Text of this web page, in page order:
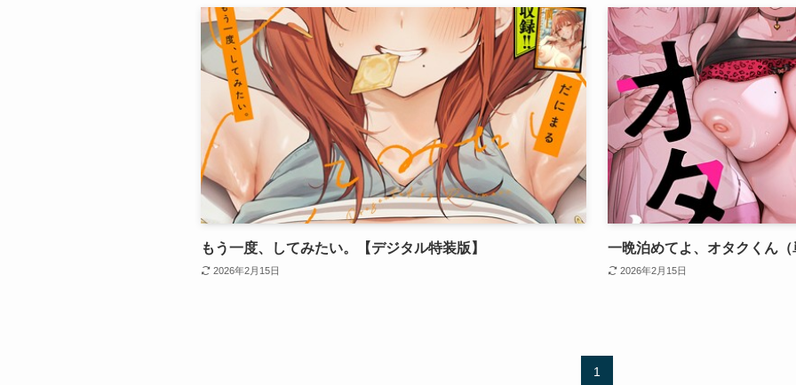
もう一度、してみたい。【デジタル特装版】
2026年2月15日
一晩泊めてよ、オタクくん（
2026年2月15日
1